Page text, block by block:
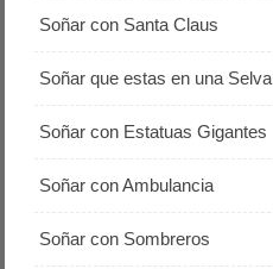
Soñar con Santa Claus
Soñar que estas en una Selva
Soñar con Estatuas Gigantes
Soñar con Ambulancia
Soñar con Sombreros